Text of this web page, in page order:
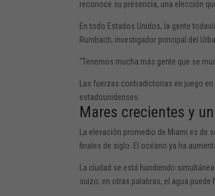
reconoce su presencia, una elección
En todo Estados Unidos, la gente
Rumbach, investigador principal del
“Tenemos mucha más gente que se
Las fuerzas contradictorias en juego
estadounidenses.
Mares crecientes y
La elevación promedio de Miami es de
finales de siglo. El océano ya ha
La ciudad se está hundiendo
suizo; en otras palabras, el agua puede